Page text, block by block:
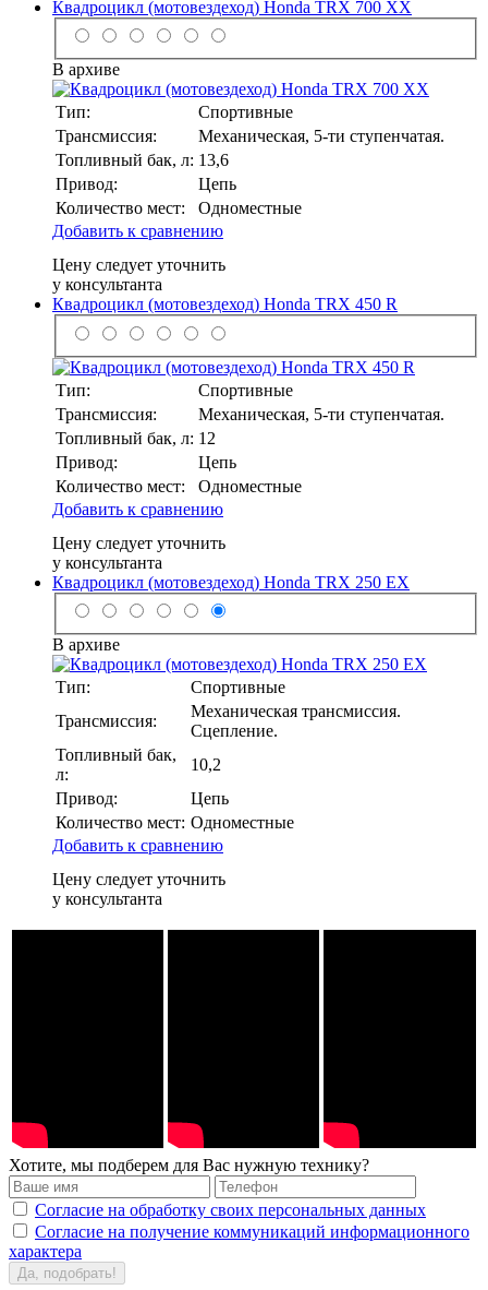
Квадроцикл (мотовездеход) Honda TRX 700 XX
В архиве
Тип:
Спортивные
Трансмиссия:
Механическая, 5-ти ступенчатая.
Топливный бак, л: 13,6
Привод:
Цепь
Количество мест:
Одноместные
Добавить к сравнению
Цену следует уточнить
у консультанта
Квадроцикл (мотовездеход) Honda TRX 450 R
Тип:
Спортивные
Трансмиссия:
Механическая, 5-ти ступенчатая.
Топливный бак, л: 12
Привод:
Цепь
Количество мест:
Одноместные
Добавить к сравнению
Цену следует уточнить
у консультанта
Квадроцикл (мотовездеход) Honda TRX 250 EX
В архиве
Тип:
Спортивные
Трансмиссия:
Механическая трансмиссия.
Сцепление.
Топливный бак,
л:
10,2
Привод:
Цепь
Количество мест: Одноместные
Добавить к сравнению
Цену следует уточнить
у консультанта
Хотите, мы подберем для Вас нужную технику?
Согласие на обработку своих персональных данных
Согласие на получение коммуникаций информационного
характера
Да, подобрать!